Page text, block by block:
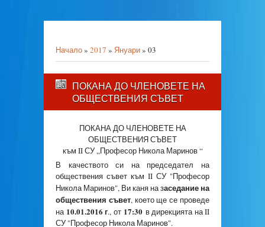
Начало» 2017 » Януари» 03
ПОКАНА ДО ЧЛЕНОВЕТЕ НА
ОБЩЕСТВЕНИЯ СЪВЕТ
ПОКАНА ДО ЧЛЕНОВЕТЕ НА
ОБЩЕСТВЕНИЯ СЪВЕТ
към II СУ „Професор Никола Маринов “
В качеството си на председател на
обществения съвет към II СУ "Професор
Никола Маринов", Ви каня на заседание на
обществения съвет, което ще се проведе
на 10.01.2016 г., от 17:30 в дирекцията на II
СУ "Професор Никола Маринов".